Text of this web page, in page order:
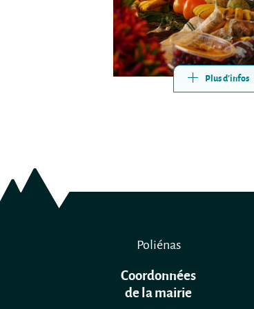
Plus d'infos
Poliénas
Coordonnées
de la mairie